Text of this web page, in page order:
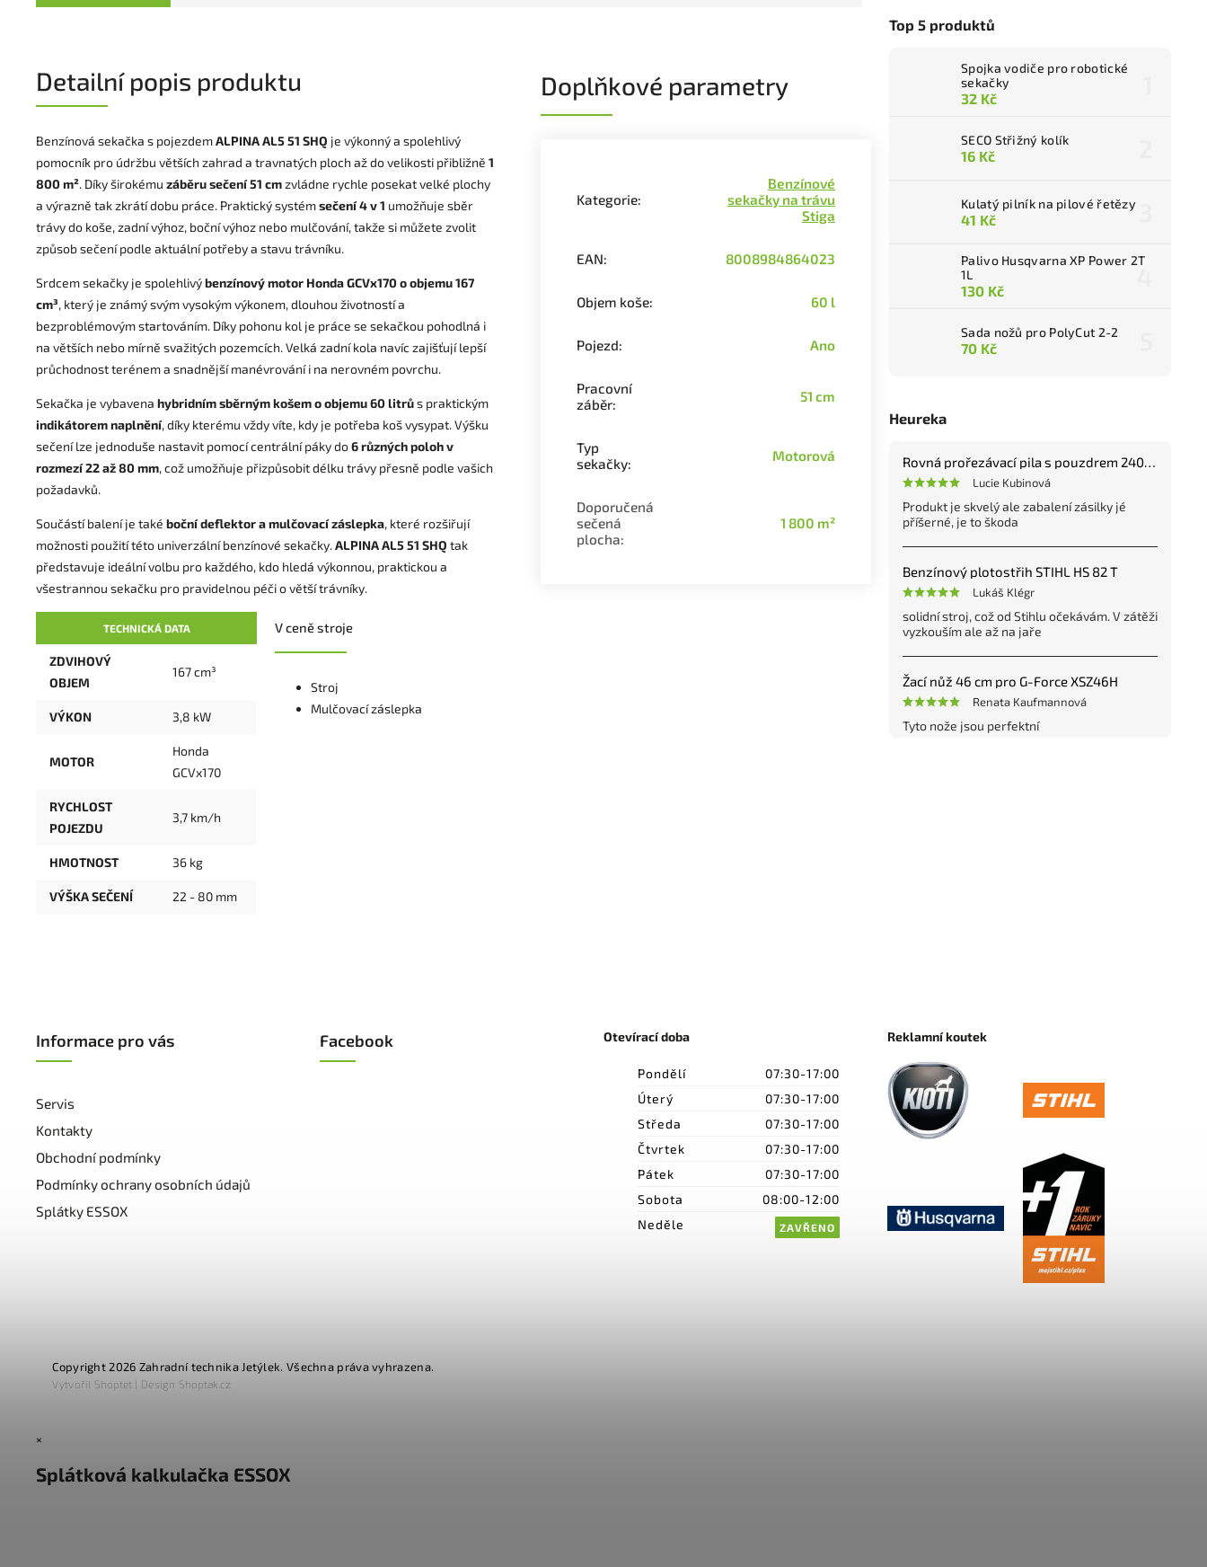
Top 5 produktů
Spojka vodiče pro robotické
sekačky
32 Kč
SECO Střižný kolík
16 Kč
Kulatý pilník na pilové řetězy
41 Kč
Palivo Husqvarna XP Power 2T
1L
130 Kč
Sada nožů pro PolyCut 2-2
70 Kč
Heureka
Rovná prořezávací pila s pouzdrem 240 mm
Lucie Kubinová
Produkt je skvelý ale zabalení zásilky jé
příšerné, je to škoda
Benzínový plotostřih STIHL HS 82 T
Lukáš Klégr
solidní stroj, což od Stihlu očekávám. V zátěži
vyzkouším ale až na jaře
Žací nůž 46 cm pro G-Force XSZ46H
Renata Kaufmannová
Tyto nože jsou perfektní
Detailní popis produktu
Benzínová sekačka s pojezdemALPINA AL5 51 SHQ je výkonný a spolehlivý
pomocník pro údržbu větších zahrad a travnatých ploch až do velikosti přibližně 1
800 m². Díky širokému záběru sečení 51 cmzvládne rychle posekat velké plochy
a výrazně tak zkrátí dobu práce. Praktický systémsečení 4 v 1 umožňuje sběr
trávy do koše, zadní výhoz, boční výhoz nebo mulčování, takže si můžete zvolit
způsob sečení podle aktuální potřeby a stavu trávníku.
Srdcem sekačky je spolehlivýbenzínový motor Honda GCVx170 o objemu 167
cm³, který je známý svým vysokým výkonem, dlouhou životností a
bezproblémovým startováním. Díky pohonu kol je práce se sekačkou pohodlná i
na větších nebo mírně svažitých pozemcích. Velká zadní kola navíc zajišťují lepší
průchodnost terénem a snadnější manévrování i na nerovném povrchu.
Sekačka je vybavena hybridním sběrným košem o objemu 60 litrůs praktickým
indikátorem naplnění, díky kterému vždy víte, kdy je potřeba koš vysypat. Výšku
sečení lze jednoduše nastavit pomocí centrální páky do6 různých poloh v
rozmezí 22 až 80 mm, což umožňuje přizpůsobit délku trávy přesně podle vašich
požadavků.
Součástí balení je také boční deflektor a mulčovací záslepka, které rozšiřují
možnosti použití této univerzální benzínové sekačky.ALPINA AL5 51 SHQ tak
představuje ideální volbu pro každého, kdo hledá výkonnou, praktickou a
všestrannou sekačku pro pravidelnou péči o větší trávníky.
TECHNICKÁ DATA
ZDVIHOVÝ
OBJEM
167 cm³
VÝKON 3,8 kW
MOTOR
Honda
GCVx170
RYCHLOST
POJEZDU
3,7 km/h
HMOTNOST 36 kg
VÝŠKA SEČENÍ 22 - 80 mm
V ceně stroje
Stroj
Mulčovací záslepka
Doplňkové parametry
Kategorie:
Benzínové
sekačky na trávu
Stiga
EAN: 8008984864023
Objem koše: 60 l
Pojezd: Ano
Pracovní
záběr: 51 cm
Typ
sekačky: Motorová
Doporučená
sečená
plocha:
1 800 m²
Informace pro vás
Servis
Kontakty
Obchodní podmínky
Podmínky ochrany osobních údajů
Splátky ESSOX
Facebook Otevírací doba
Pondělí
07:30-17:00
Úterý
07:30-17:00
Středa
07:30-17:00
Čtvrtek
07:30-17:00
Pátek
07:30-17:00
Sobota
08:00-12:00
Neděle
ZAVŘENO
Reklamní koutek
Copyright 2026 Zahradní technika Jetýlek. Všechna práva vyhrazena.
VytvořilShoptet | DesignShoptak.cz
×
Splátková kalkulačka ESSOX